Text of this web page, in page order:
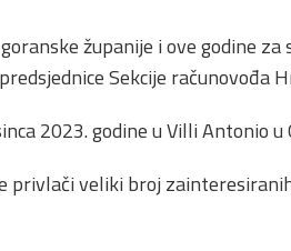
županije i ove godine
Sekcije računovođa
2023. godine u Villi Antonio
privlači veliki broj